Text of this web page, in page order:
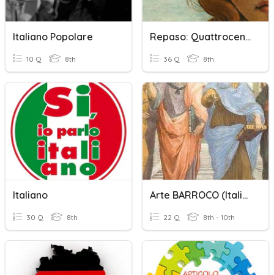
Italiano Popolare
10 Q 8th
Repaso: Quattrocento Italiano
36 Q 8th
Italiano
30 Q 8th
Arte BARROCO (Italiano, Español Y Europeo)
22 Q 8th - 10th